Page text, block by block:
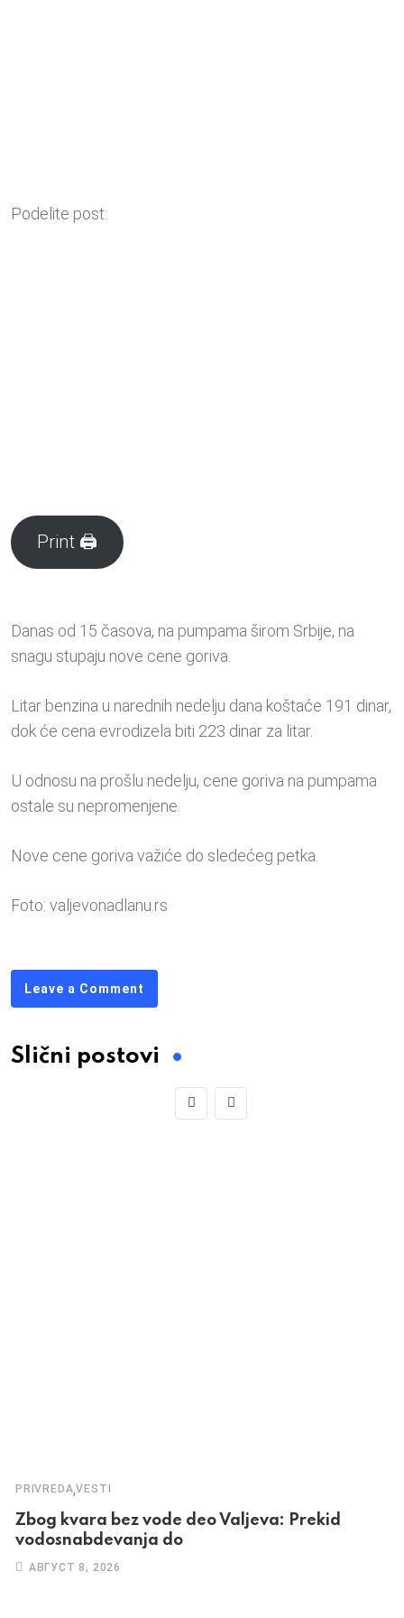
Podelite post:
Print 🖨
Danas od 15 časova, na pumpama širom Srbije, na
snagu stupaju nove cene goriva.
Litar benzina u narednih nedelju dana koštaće 191 dinar,
dok će cena evrodizela biti 223 dinar za litar.
U odnosu na prošlu nedelju, cene goriva na pumpama
ostale su nepromenjene.
Nove cene goriva važiće do sledećeg petka.
Foto: valjevonadlanu.rs
Leave a Comment
Slični postovi
PRIVREDA,VESTI
Zbog kvara bez vode deo Valjeva: Prekid
vodosnabdevanja do
АВГУСТ 8, 2026